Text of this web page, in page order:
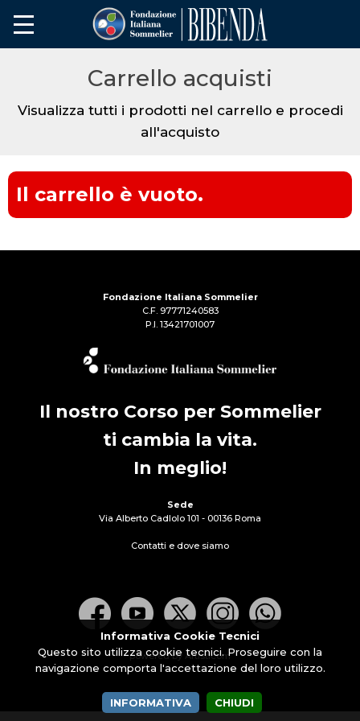
Carrello acquisti
Visualizza tutti i prodotti nel carrello e procedi
all'acquisto
Il carrello è vuoto.
Fondazione Italiana Sommelier
C.F. 97771240583
P.I. 13421701007
Il nostro Corso per Sommelier
ti cambia la vita.
In meglio!
Sede
Via Alberto Cadlolo 101 - 00136 Roma
Contatti e dove siamo
powered by Artisticom
Informativa Cookie Tecnici
Questo sito utilizza cookie tecnici. Proseguire con la
navigazione comporta l'accettazione del loro utilizzo.
INFORMATIVA CHIUDI